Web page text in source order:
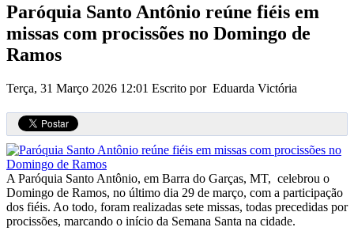
Paróquia Santo Antônio reúne fiéis em
missas com procissões no Domingo de
Ramos
Terça, 31 Março 2026 12:01 Escrito por Eduarda Victória
A Paróquia Santo Antônio, em Barra do Garças, MT, celebrou o
Domingo de Ramos, no último dia 29 de março, com a participação
dos fiéis. Ao todo, foram realizadas sete missas, todas precedidas por
procissões, marcando o início da Semana Santa na cidade.